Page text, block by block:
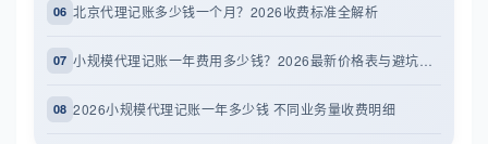
06 北京代理记账多少钱一个月？2026收费标准全解析
07 小规模代理记账一年费用多少钱？2026最新价格表与避坑指南
08 2026小规模代理记账一年多少钱 不同业务量收费明细